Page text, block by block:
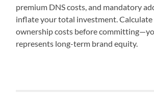
premium DNS costs, and mandatory
inflate your total investment.
ownership costs before
represents long-term brand equity.